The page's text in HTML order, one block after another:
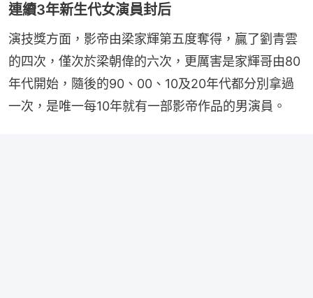
連續3年新生代女演員封后
演技獎方面，影帝由梁家輝第五度奪得，贏了劉青雲
的四次，僅次於梁朝偉的六次，更厲害是家輝哥由80
年代開始，隨後的90、00、10及20年代都分別拿過
一次，是唯一每10年就有一部影帝作品的男演員。